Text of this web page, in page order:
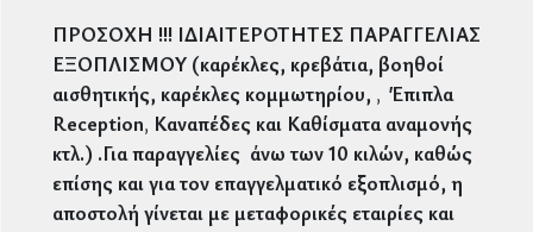
ΠΡΟΣΟΧΗ !!! ΙΔΙΑΙΤΕΡΟΤΗΤΕΣ ΠΑΡΑΓΓΕΛΙΑΣ
ΕΞΟΠΛΙΣΜΟΥ (καρέκλες, κρεβάτια, βοηθοί
αισθητικής, καρέκλες κομμωτηρίου, , Έπιπλα
Reception, Καναπέδες και Καθίσματα αναμονής
κτλ.) .Για παραγγελίες άνω των 10 κιλών, καθώς
επίσης και για τον επαγγελματικό εξοπλισμό, η
αποστολή γίνεται με μεταφορικές εταιρίες και